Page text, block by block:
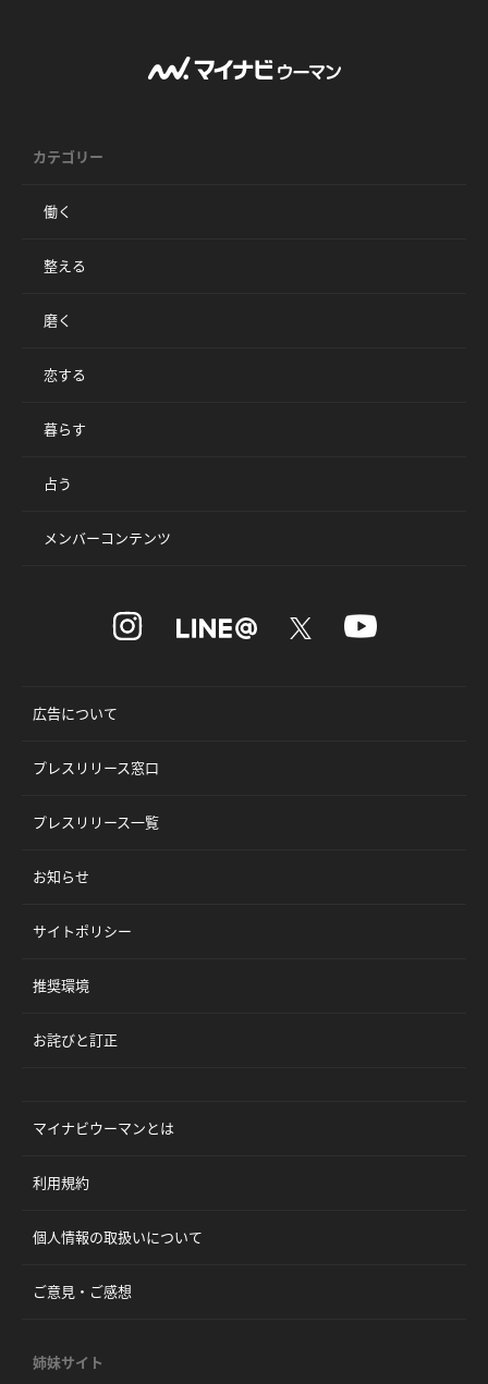
カテゴリー
働く
整える
磨く
恋する
暮らす
占う
メンバーコンテンツ
広告について
プレスリリース窓口
プレスリリース一覧
お知らせ
サイトポリシー
推奨環境
お詫びと訂正
マイナビウーマンとは
利用規約
個人情報の取扱いについて
ご意見・ご感想
姉妹サイト